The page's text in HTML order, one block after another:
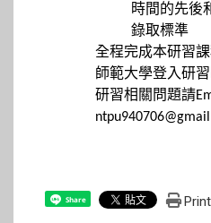
時間的先後
錄取標準
全程完成本研習
師範大學登入研
研習相關問題請
Share